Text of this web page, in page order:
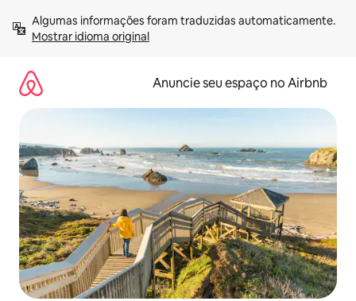
para
Mostrar idioma original
Anuncie seu espaço no Airbnb